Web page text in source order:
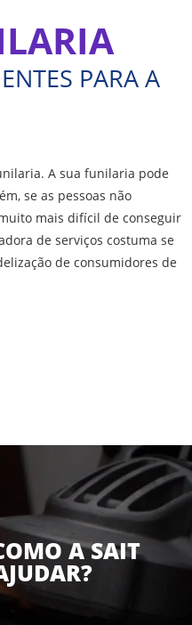
PARA A
A sua funilaria pode
se as pessoas não
mais difícil de conseguir
de serviços costuma se
de consumidores de
A SAIT